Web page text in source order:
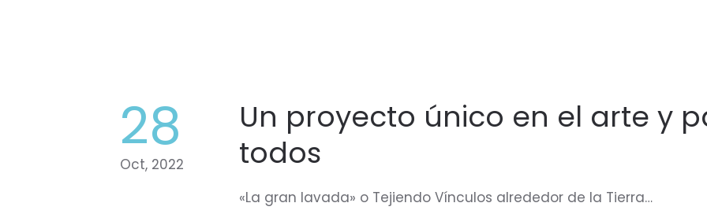
28
Oct, 2022
Un proyecto único en el arte y
todos
«La gran lavada» o Tejiendo Vínculos alrededor de la Tierra…